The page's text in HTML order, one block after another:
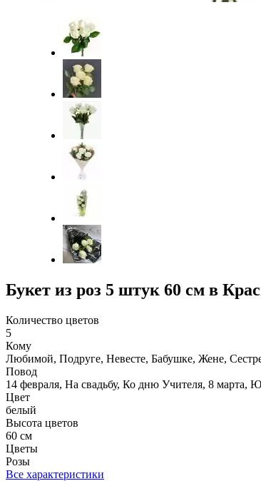
Букет из роз 5 штук 60 см в
Количество цветов
5
Кому
Любимой, Подруге, Невесте, Бабушке, Жене,
Повод
14 февраля, На свадьбу, Ко дню Учителя, 8 марта,
Цвет
белый
Высота цветов
60 см
Цветы
Розы
Все характеристики